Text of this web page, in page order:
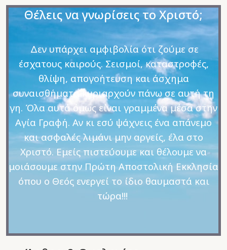
Θέλεις να γνωρίσεις το Χριστό;
Δεν υπάρχει αμφιβολία ότι ζούμε σε
έσχατους καιρούς. Σεισμοί, καταστροφές,
θλίψη, απογοήτευση και άσχημα
συναισθήματα κυριαρχούν πάνω σε αυτή τη
γη. Όλα αυτά όμως είναι γραμμένα μέσα στην
Αγία Γραφή. Αν κι εσύ ψάχνεις ένα απάνεμο
και ασφαλές λιμάνι μην αργείς, έλα στο
Χριστό. Εμείς πιστεύουμε και θέλουμε να
μοιάσουμε στην Πρώτη Αποστολική Εκκλησία
όπου ο Θεός ενεργεί το ίδιο θαυμαστά και
τώρα!!!